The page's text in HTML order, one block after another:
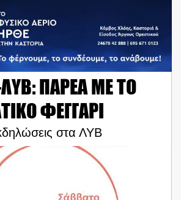
ΠΑΡΕΑ ΜΕ ΤΟ
ΦΕΓΓΑΡΙ
στα ΛΥΒ